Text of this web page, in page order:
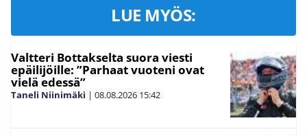
LUE MYÖS:
Valtteri Bottakselta suora viesti
epäilijöille: ”Parhaat vuoteni ovat
vielä edessä”
Taneli Niinimäki | 08.08.2026 15:42